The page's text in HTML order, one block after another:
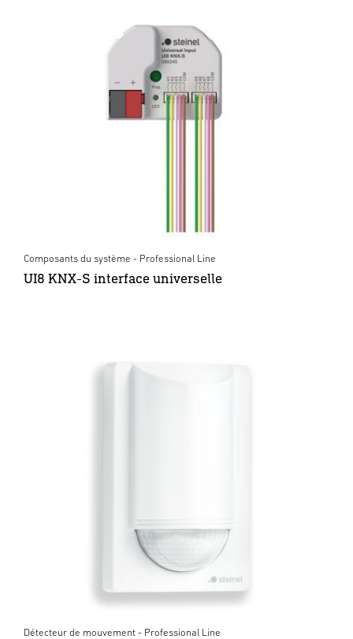
Composants du système - Professional Line
UI8 KNX-S interface universelle
Détecteur de mouvement - Professional Line